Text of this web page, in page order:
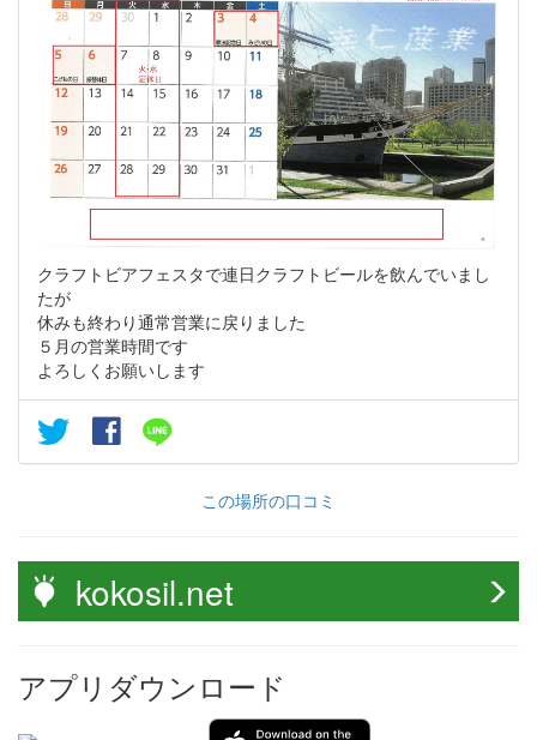
クラフトビアフェスタで連日クラフトビールを飲んでいまし
たが
休みも終わり通常営業に戻りました
５月の営業時間です
よろしくお願いします
この場所の口コミ
kokosil.net
アプリダウンロード